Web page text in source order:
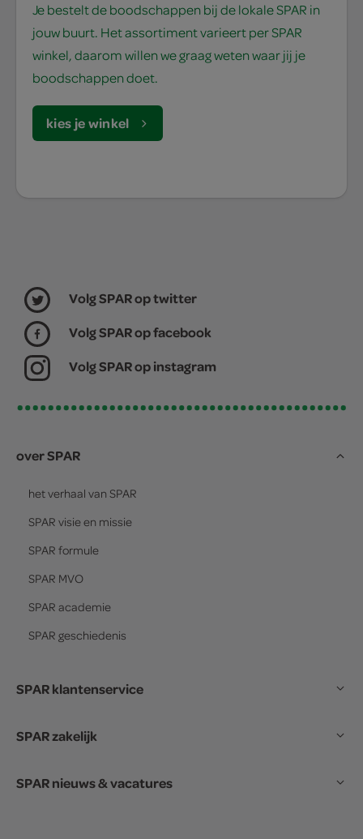
Je bestelt de boodschappen bij de lokale SPAR in
jouw buurt. Het assortiment varieert per SPAR
winkel, daarom willen we graag weten waar jij je
boodschappen doet.
kies je winkel
Volg SPAR op twitter
Volg SPAR op facebook
Volg SPAR op instagram
over SPAR
het verhaal van SPAR
SPAR visie en missie
SPAR formule
SPAR MVO
SPAR academie
SPAR geschiedenis
SPAR klantenservice
SPAR zakelijk
SPAR nieuws & vacatures